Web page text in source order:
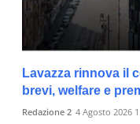
Lavazza rinnova il
brevi, welfare e
Redazione 2 4 Agosto 2026